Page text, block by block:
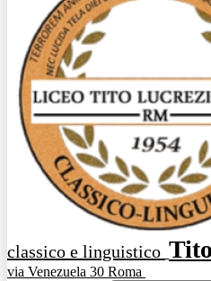
classico e linguistico
via Venezuela 30 Roma